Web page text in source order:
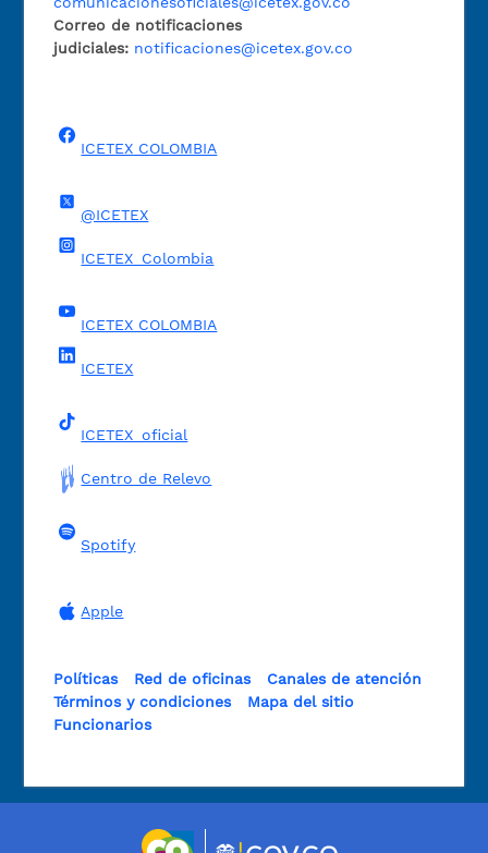
Correo de notificaciones
judiciales: notificaciones@icetex.gov.co
ICETEX COLOMBIA
@ICETEX
ICETEX_Colombia
ICETEX COLOMBIA
ICETEX
ICETEX_oficial
Centro de Relevo
Spotify
Apple
Políticas Red de oficinas
Canales de atención
Términos y condiciones
Mapa del sitio
Funcionarios